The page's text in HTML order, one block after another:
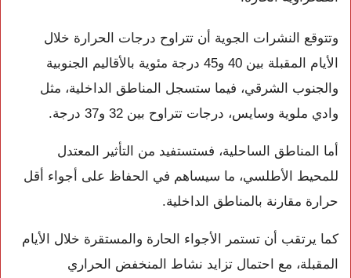
وتتوقع النشرات الجوية أن تتراوح درجات الحرارة خلال
الأيام المقبلة بين 40 و45 درجة مئوية بالأقاليم الجنوبية
والجنوب الشرقي، فيما ستسجل المناطق الداخلية، مثل
وادي ملوية وسايس، درجات تتراوح بين 32 و37 درجة.
أما المناطق الساحلية، فستستفيد من التأثير المعتدل
للمحيط الأطلسي، ما سيساهم في الحفاظ على أجواء أقل
حرارة مقارنة بالمناطق الداخلية.
كما يرتقب أن تستمر الأجواء الحارة والمستقرة خلال الأيام
المقبلة، مع احتمال تزايد نشاط المنخفض الحراري